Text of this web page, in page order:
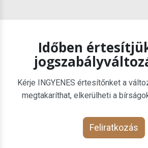
Időben
Kérje INGYENES értesítőnket a
megtakaríthat, elkerülheti a
Feliratkozás